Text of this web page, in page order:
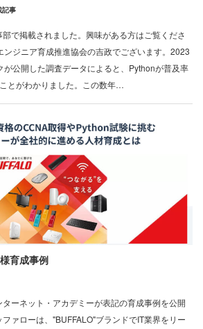
記事
で掲載されました。興味がある方はご覧くださ
ンジニア育成推進協会の吉政でございます。2023
公開した調査データによると、Pythonが普及率
とがわかりました。この数年…
育成事例
ーネット・アカデミーが表記の育成事例を公開
ァローは、"BUFFALO"ブランドでIT業界をリー